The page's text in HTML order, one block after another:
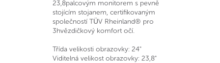
23,8palcovým monitorem s pevně
stojícím stojanem, certifikovaným
společností TÜV Rheinland® pro
3hvězdičkový komfort očí.
Třída velikosti obrazovky: 24"
Viditelná velikost obrazovky: 23,8"